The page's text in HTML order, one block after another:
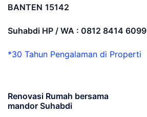
BANTEN 15142
Suhabdi HP / WA : 0812 8414 6099
*30 Tahun Pengalaman di Properti
Renovasi Rumah bersama
mandor Suhabdi